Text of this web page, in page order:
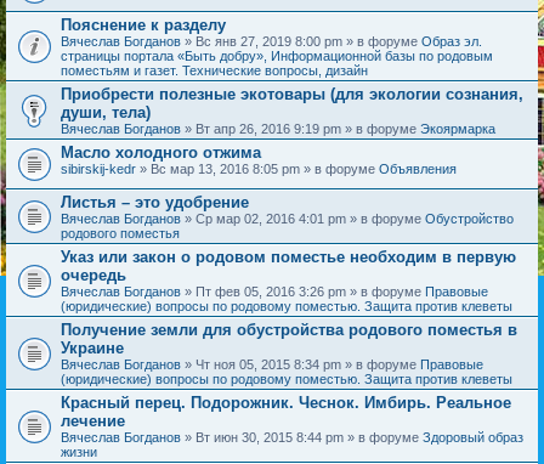
Пояснение к разделу
Вячеслав Богданов » Вс янв 27, 2019 8:00 pm » в форуме Образ эл.
страницы портала «Быть добру», Информационной базы по родовым
поместьям и газет. Технические вопросы, дизайн
Приобрести полезные экотовары (для экологии сознания,
души, тела)
Вячеслав Богданов » Вт апр 26, 2016 9:19 pm » в форуме Экоярмарка
Масло холодного отжима
sibirskij-kedr » Вс мар 13, 2016 8:05 pm » в форуме Объявления
Листья – это удобрение
Вячеслав Богданов » Ср мар 02, 2016 4:01 pm » в форуме Обустройство
родового поместья
Указ или закон о родовом поместье необходим в первую
очередь
Вячеслав Богданов » Пт фев 05, 2016 3:26 pm » в форуме Правовые
(юридические) вопросы по родовому поместью. Защита против клеветы
Получение земли для обустройства родового поместья в
Украине
Вячеслав Богданов » Чт ноя 05, 2015 8:34 pm » в форуме Правовые
(юридические) вопросы по родовому поместью. Защита против клеветы
Красный перец. Подорожник. Чеснок. Имбирь. Реальное
лечение
Вячеслав Богданов » Вт июн 30, 2015 8:44 pm » в форуме Здоровый образ
жизни